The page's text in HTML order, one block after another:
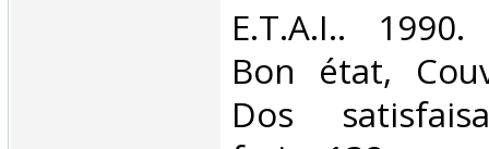
‎E.T.A.I..
Bon état,
Dos